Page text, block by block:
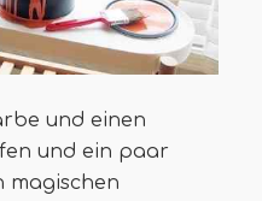
und einen
und ein paar
magischen